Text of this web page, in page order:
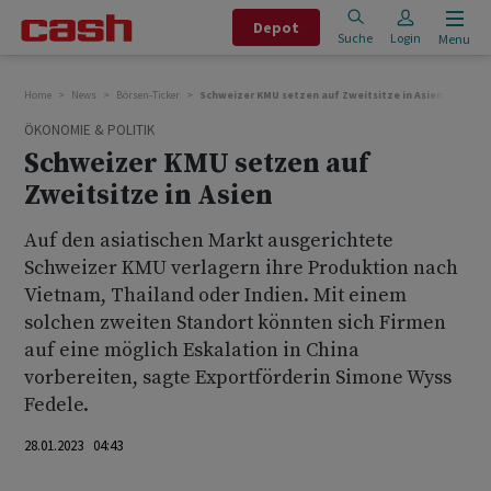
Depot
Suche Login Menu
Home News Börsen-Ticker Schweizer KMU setzen auf Zweitsitze in Asien
ÖKONOMIE & POLITIK
Schweizer KMU setzen auf
Zweitsitze in Asien
Auf den asiatischen Markt ausgerichtete
Schweizer KMU verlagern ihre Produktion nach
Vietnam, Thailand oder Indien. Mit einem
solchen zweiten Standort könnten sich Firmen
auf eine möglich Eskalation in China
vorbereiten, sagte Exportförderin Simone Wyss
Fedele.
28.01.2023 04:43